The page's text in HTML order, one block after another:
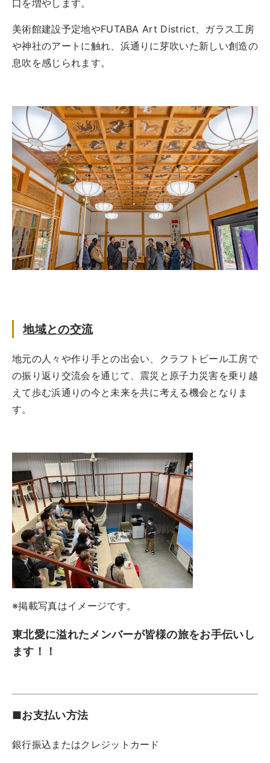
口を増やします。
美術館建設予定地やFUTABA Art District、ガラス工房
や神社のアートに触れ、浜通りに芽吹いた新しい創造の
息吹を感じられます。
地域との交流
地元の人々や作り手との出会い、クラフトビール工房で
の振り返り交流会を通じて、震災と原子力災害を乗り越
えて歩む浜通りの今と未来を共に考える機会となりま
す。
※掲載写真はイメージです。
東北愛に溢れたメンバーが皆様の旅をお手伝いし
ます！！
■お支払い方法
銀行振込またはクレジットカード